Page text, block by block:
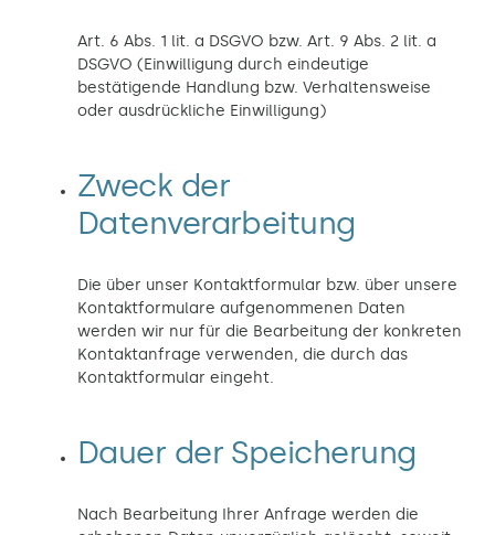
Art. 6 Abs. 1 lit. a DSGVO bzw. Art. 9 Abs. 2 lit. a
DSGVO (Einwilligung durch eindeutige
bestätigende Handlung bzw. Verhaltensweise
oder ausdrückliche Einwilligung)
Zweck der
Datenverarbeitung
Die über unser Kontaktformular bzw. über unsere
Kontaktformulare aufgenommenen Daten
werden wir nur für die Bearbeitung der konkreten
Kontaktanfrage verwenden, die durch das
Kontaktformular eingeht.
Dauer der Speicherung
Nach Bearbeitung Ihrer Anfrage werden die